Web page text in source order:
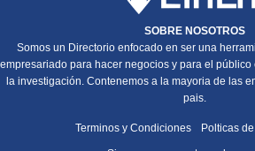
SOBRE NOSOTROS
Somos un Directorio enfocado en ser una
empresariado para hacer negocios y para el
la investigación. Contenemos a la mayoria de las
pais.
Terminos y Condiciones Polticas